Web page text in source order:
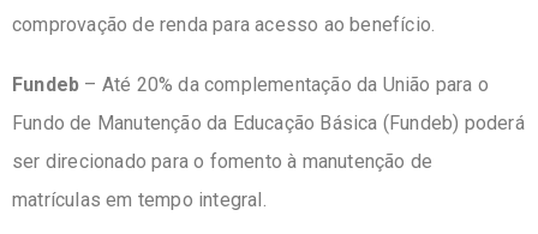
comprovação de renda para acesso ao benefício.
Fundeb – Até 20% da complementação da União para o
Fundo de Manutenção da Educação Básica (Fundeb) poderá
ser direcionado para o fomento à manutenção de
matrículas em tempo integral.